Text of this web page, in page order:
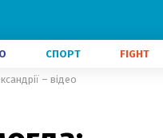
СПОРТ FIGHT
– відео